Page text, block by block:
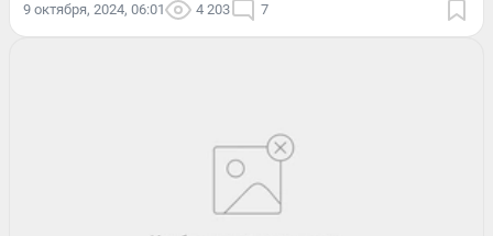
9 октября, 2024, 06:01 4 203 7